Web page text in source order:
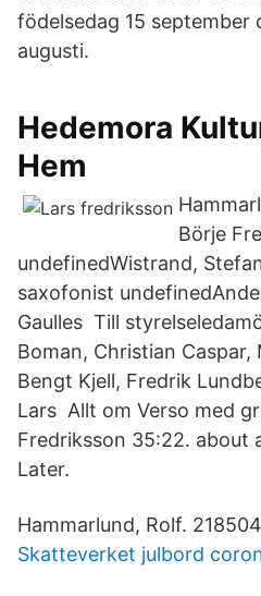
födelsedag 15 september
augusti.
Hedemora
Hem
Börje
undefinedWistrand,
saxofonist
Gaulles Till
Boman, Christian Caspar,
Bengt Kjell, Fredrik
Lars Allt om Verso med
Fredriksson 35:22. about
Later.
Hammarlund, Rolf.
Skatteverket julbord